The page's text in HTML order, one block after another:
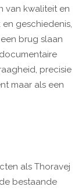
van kwaliteit en
geschiedenis,
brug slaan
precisie
maar als een
als Thoravej
bestaande